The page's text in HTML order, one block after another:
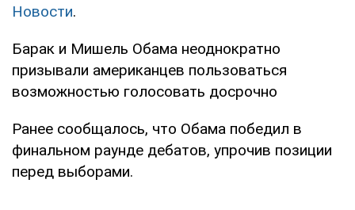
Новости.
Барак и Мишель Обама неоднократно
призывали американцев пользоваться
возможностью голосовать досрочно
Ранее сообщалось, что Обама победил в
финальном раунде дебатов, упрочив позиции
перед выборами.